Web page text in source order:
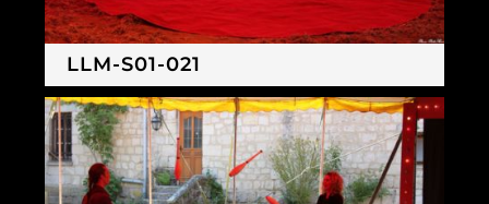
LLM-S01-021